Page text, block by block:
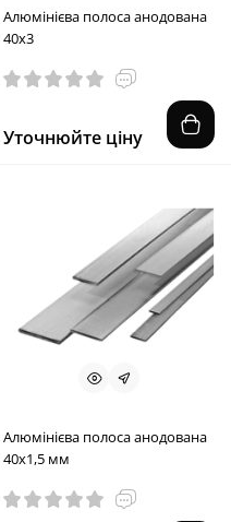
Алюмінієва полоса анодована
40х3
Уточнюйте ціну
Алюмінієва полоса анодована
40х1,5 мм